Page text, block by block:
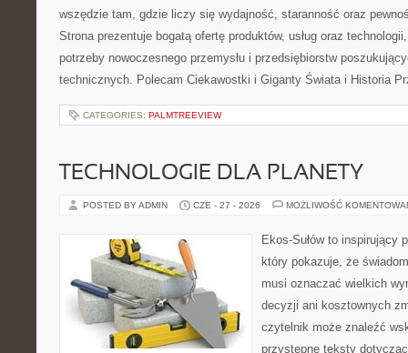
wszędzie tam, gdzie liczy się wydajność, staranność oraz
Strona prezentuje bogatą ofertę produktów, usług oraz
potrzeby nowoczesnego przemysłu i przedsiębiorstw
technicznych. Polecam Ciekawostki i Giganty Świata i Historia
CATEGORIES: PALMTREEVIEW
TECHNOLOGIE DLA PLANETY
POSTED BY ADMIN CZE - 27 - 2026 MOŻLIWOŚĆ
Ekos-Sułów to inspirujący
który pokazuje, że
musi oznaczać wielkich
decyzji ani kosztownych
czytelnik może znaleźć
przystępne teksty